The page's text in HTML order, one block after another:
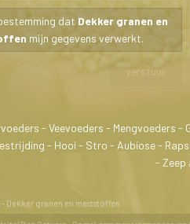
dat Dekker granen en
mijn gegevens verwerkt.
- Veevoeders - Mengvoeders
- Hooi - Stro - Aubiose -
- Zeep
Dekker granen en meststoffen